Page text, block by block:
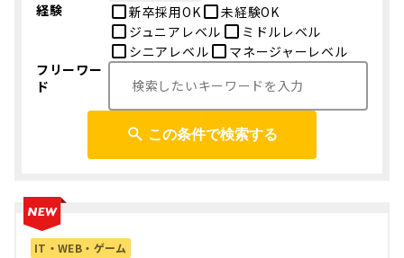
経験
新卒採用OK
未経験OK
ジュニアレベル
ミドルレベル
シニアレベル
マネージャーレベル
フリーワー
ド
この条件で検索する
IT・WEB・ゲーム